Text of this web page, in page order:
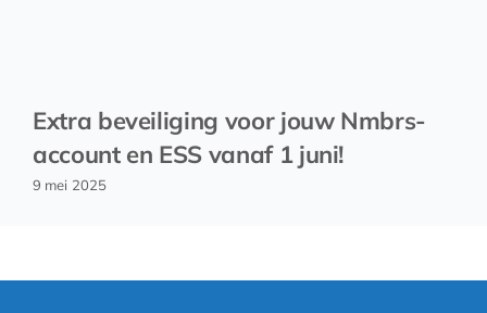
Extra beveiliging voor jouw Nmbrs-
account en ESS vanaf 1 juni!
9 mei 2025